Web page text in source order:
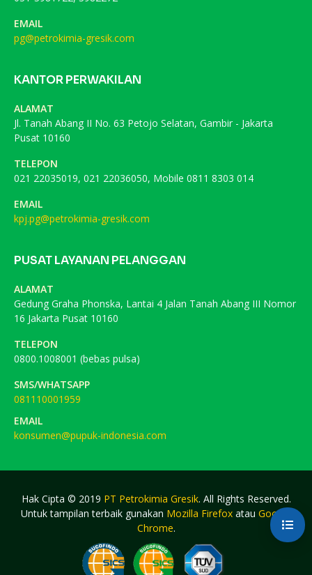
EMAIL
pg@petrokimia-gresik.com
KANTOR PERWAKILAN
ALAMAT
Jl. Tanah Abang II No. 63 Petojo Selatan, Gambir - Jakarta
Pusat 10160
TELEPON
021 22035019, 021 22036050, Mobile 0811 8303 014
EMAIL
kpj.pg@petrokimia-gresik.com
PUSAT LAYANAN PELANGGAN
ALAMAT
Gedung Graha Phonska, Lantai 4 Jalan Tanah Abang III Nomor
16 Jakarta Pusat 10160
TELEPON
0800.1008001 (bebas pulsa)
SMS/WHATSAPP
081110001959
EMAIL
konsumen@pupuk-indonesia.com
Hak Cipta © 2019 PT Petrokimia Gresik. All Rights Reserved.
Untuk tampilan terbaik gunakan Mozilla Firefox atau Google
Chrome.